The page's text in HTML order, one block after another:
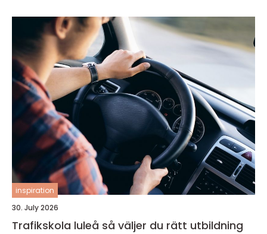
inspiration
30. July 2026
Trafikskola luleå så väljer du rätt utbildning